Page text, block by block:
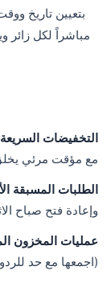
بتعيين تاريخ
مباشراً لكل زائر
التخفيضات السريعة
مع مؤقت مرئي
الطلبات المسبقة
وإعادة فتح صباح
عمليات المخزون
(اجمعها مع حد